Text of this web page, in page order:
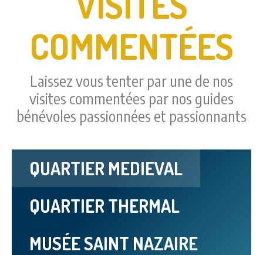
COMMENTÉES
Laissez vous tenter par une de nos
visites commentées par nos guides
bénévoles passionnées et passionnants
QUARTIER MEDIEVAL
QUARTIER THERMAL
MUSÉE SAINT NAZAIRE